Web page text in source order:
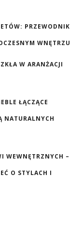
PRZEWODNIK
WNĘTRZU
W ARANŻACJI
ŁĄCZĄCE
NATURALNYCH
WEWNĘTRZNYCH –
O STYLACH I